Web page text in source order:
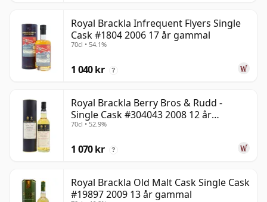
Royal Brackla Infrequent Flyers Single
Cask #1804 2006 17 år gammal
70cl • 54.1%
1 040 kr ?
Royal Brackla Berry Bros & Rudd -
Single Cask #304043 2008 12 år
gammal
70cl • 52.9%
1 070 kr ?
Royal Brackla Old Malt Cask Single Cask
#19897 2009 13 år gammal